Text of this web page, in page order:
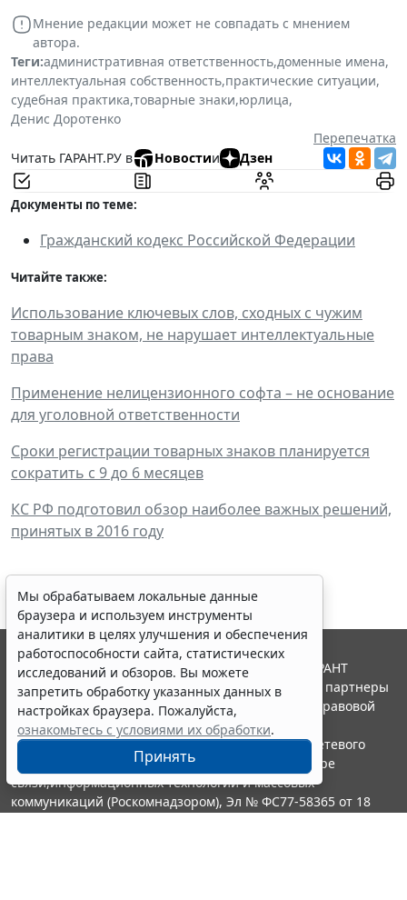
Мнение редакции может не совпадать с мнением
автора.
Теги:административная ответственность,доменные имена,
интеллектуальная собственность,практические ситуации,
судебная практика,товарные знаки,юрлица,
Денис Доротенко
Перепечатка
Читать ГАРАНТ.РУ в
Новостии Дзен
Документы по теме:
Гражданский кодекс Российской Федерации
Читайте также:
Использование ключевых слов, сходных с чужим
товарным знаком, не нарушает интеллектуальные
права
Применение нелицензионного софта – не основание
для уголовной ответственности
Сроки регистрации товарных знаков планируется
сократить c 9 до 6 месяцев
КС РФ подготовил обзор наиболее важных решений,
принятых в 2016 году
Мы обрабатываем локальные данные
браузера и используем инструменты
аналитики в целях улучшения и обеспечения
работоспособности сайта, статистических
исследований и обзоров. Вы можете
запретить обработку указанных данных в
настройках браузера. Пожалуйста,
ознакомьтесь с условиями их обработки.
Принять
© ООО "НПП "ГАРАНТ-СЕРВИС", 2026. Система ГАРАНТ
выпускается с 1990 года. Компания "Гарант" и ее партнеры
являются участниками Российской ассоциации правовой
информации ГАРАНТ.
Портал ГАРАНТ.РУ зарегистрирован в качестве сетевого
издания Федеральной службой по надзору в сфере
связи,информационных технологий и массовых
коммуникаций (Роскомнадзором), Эл № ФС77-58365 от 18